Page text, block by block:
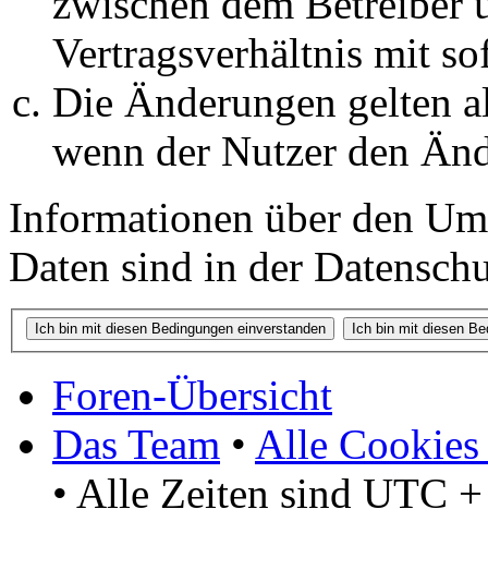
Vertragsverhältnis mit
Die Änderungen gelten
wenn der Nutzer den
Informationen über den
Daten sind in der
Foren-Übersicht
Das Team • Alle Cookies
• Alle Zeiten sind UTC